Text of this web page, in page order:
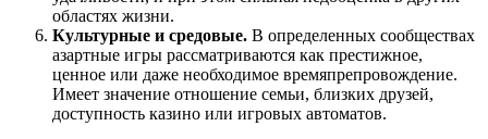
областях жизни.
Культурные и средовые. В определенных сообществах
азартные игры рассматриваются как престижное,
ценное или даже необходимое времяпрепровождение.
Имеет значение отношение семьи, близких друзей,
доступность казино или игровых автоматов.